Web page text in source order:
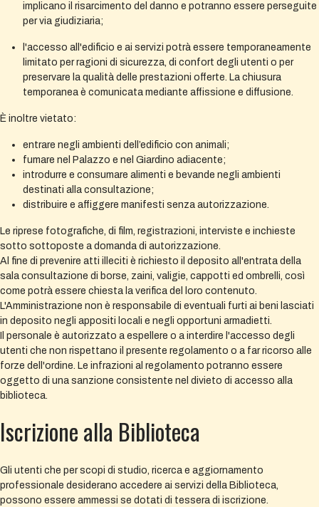
implicano il risarcimento del danno e potranno essere perseguite
per via giudiziaria;
l'accesso all'edificio e ai servizi potrà essere temporaneamente
limitato per ragioni di sicurezza, di confort degli utenti o per
preservare la qualità delle prestazioni offerte. La chiusura
temporanea è comunicata mediante affissione e diffusione.
È inoltre vietato:
entrare negli ambienti dell’edificio con animali;
fumare nel Palazzo e nel Giardino adiacente;
introdurre e consumare alimenti e bevande negli ambienti
destinati alla consultazione;
distribuire e affiggere manifesti senza autorizzazione.
Le riprese fotografiche, di film, registrazioni, interviste e inchieste
sotto sottoposte a domanda di autorizzazione.
Al fine di prevenire atti illeciti è richiesto il deposito all'entrata della
sala consultazione di borse, zaini, valigie, cappotti ed ombrelli, così
come potrà essere chiesta la verifica del loro contenuto.
L'Amministrazione non è responsabile di eventuali furti ai beni lasciati
in deposito negli appositi locali e negli opportuni armadietti.
Il personale è autorizzato a espellere o a interdire l'accesso degli
utenti che non rispettano il presente regolamento o a far ricorso alle
forze dell'ordine. Le infrazioni al regolamento potranno essere
oggetto di una sanzione consistente nel divieto di accesso alla
biblioteca.
Iscrizione alla Biblioteca
Gli utenti che per scopi di studio, ricerca e aggiornamento
professionale desiderano accedere ai servizi della Biblioteca,
possono essere ammessi se dotati di tessera di iscrizione.